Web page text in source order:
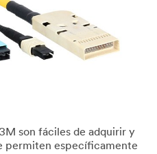
son fáciles de adquirir y
permiten específicamente